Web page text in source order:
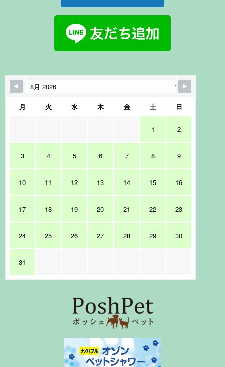
月 火 水 木 金 土 日
1 2
3 4 5 6 7 8 9
10 11 12 13 14 15 16
17 18 19 20 21 22 23
24 25 26 27 28 29 30
31